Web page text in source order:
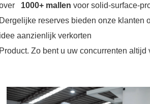
1000+ mallen voor solid-surface-
Dergelijke reserves bieden onze klanten
idee aanzienlijk verkorten
Product. Zo bent u uw concurrenten